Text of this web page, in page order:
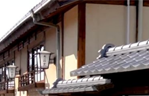
les magnifiques chemins de
en fleurs au printemps sans
de symboles de paix. Visitez le